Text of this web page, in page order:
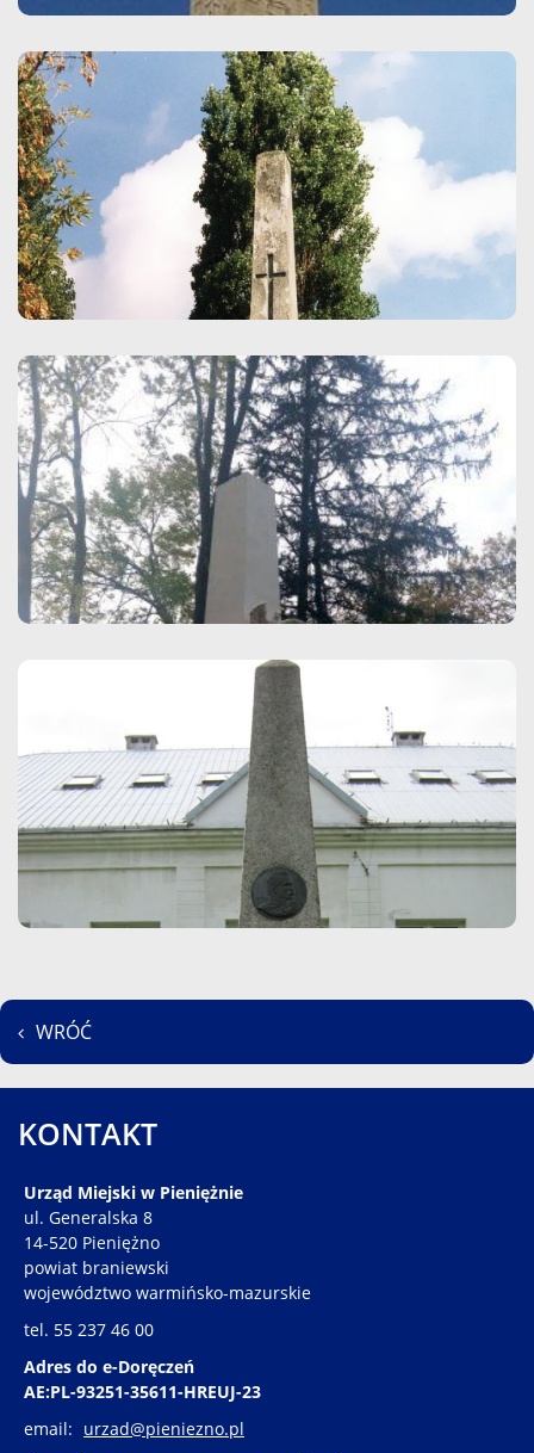
WRÓĆ
KONTAKT
Urząd Miejski w Pieniężnie
ul. Generalska 8
14-520 Pieniężno
powiat braniewski
województwo warmińsko-mazurskie
tel. 55 237 46 00
Adres do e-Doręczeń
AE:PL-93251-35611-HREUJ-23
email: urzad@pieniezno.pl